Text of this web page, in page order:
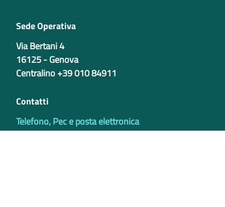
Sede Operativa
Via Bertani 4
16125 - Genova
Centralino +39 010 84911
Contatti
Telefono, Pec e posta elettronica